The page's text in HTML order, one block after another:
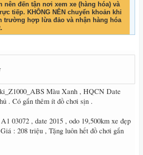
nên đến tận nơi xem xe (hàng hóa) và
tiếp. KHÔNG NÊN chuyển khoản khi
trường hợp lừa đảo và nhận hàng hóa
Màu Xanh , HQCN Date
. Có gắn thêm ít đồ chơi sịn .
03072 , date 2015 , odo 19,500km xe đẹp
: 208 triệu , Tặng luôn hết đồ chơi gắn